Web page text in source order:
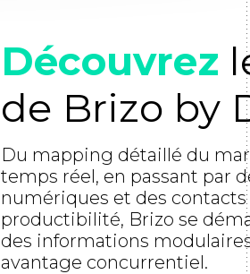
Découvrez
de Brizo by
Du mapping détaillé du
temps réel, en passant par
numériques et des
productibilité, Brizo se
des informations
avantage concurrentiel.